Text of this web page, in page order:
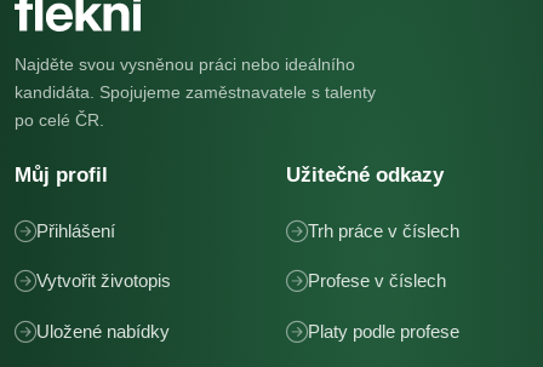
Najděte svou vysněnou práci nebo ideálního
kandidáta. Spojujeme zaměstnavatele s talenty
po celé ČR.
Můj profil
Přihlášení
Vytvořit životopis
Uložené nabídky
Užitečné odkazy
Trh práce v číslech
Profese v číslech
Platy podle profese